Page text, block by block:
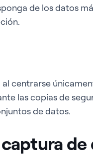
de los datos
centrarse
las copias de
de datos.
de